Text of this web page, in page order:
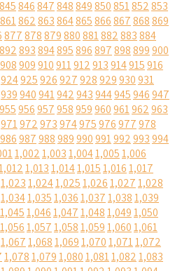
845846847848849850851852853
861862863864865866867868869
877878879880881882883884
892893894895896897898899900
908909910911912913914915916
924925926927928929930931
939940941942943944945946947
955956957958959960961962963
971972973974975976977978
986987988989990991992993994
1,0021,0031,0041,0051,006
1,0131,0141,0151,0161,017
1,0231,0241,0251,0261,0271,028
1,0341,0351,0361,0371,0381,039
1,0451,0461,0471,0481,0491,050
1,0561,0571,0581,0591,0601,061
1,0671,0681,0691,0701,0711,072
1,0781,0791,0801,0811,0821,083